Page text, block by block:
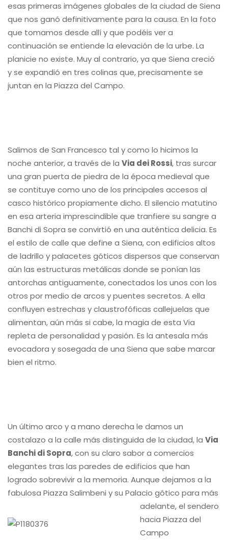
esas primeras imágenes globales de la ciudad de Siena
que nos ganó definitivamente para la causa. En la foto
que tomamos desde allí y que podéis ver a
continuación se entiende la elevación de la urbe. La
planicie no existe. Muy al contrario, ya que Siena creció
y se expandió en tres colinas que, precisamente se
juntan en la Piazza del Campo.
Salimos de San Francesco tal y como lo hicimos la
noche anterior, a través de la Via dei Rossi, tras surcar
una gran puerta de piedra de la época medieval que
se contituye como uno de los principales accesos al
casco histórico propiamente dicho. El silencio matutino
en esa arteria imprescindible que tranfiere su sangre a
Banchi di Sopra se convirtió en una auténtica delicia. Es
el estilo de calle que define a Siena, con edificios altos
de ladrillo y palacetes góticos dispersos que conservan
aún las estructuras metálicas donde se ponían las
antorchas antiguamente, conectados los unos con los
otros por medio de arcos y puentes secretos. A ella
confluyen estrechas y claustrofóficas callejuelas que
alimentan, aún más si cabe, la magia de esta Via
repleta de personalidad y pasión. Es la antesala más
evocadora y sosegada de una Siena que sabe marcar
bien el ritmo.
Un último arco y a mano derecha le damos un
costalazo a la calle más distinguida de la ciudad, la Via
Banchi di Sopra, con su claro sabor a comercios
elegantes tras las paredes de edificios que han
logrado sobrevivir a la memoria. Aunque dejamos a la
fabulosa Piazza Salimbeni y su Palacio gótico para más
adelante, el sendero
hacia Piazza del
Campo